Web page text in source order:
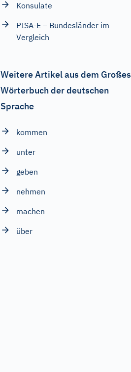
Konsulate
PISA-E – Bundesländer im
Vergleich
Weitere Artikel aus dem Großes
Wörterbuch der deutschen
Sprache
kommen
unter
geben
nehmen
machen
über